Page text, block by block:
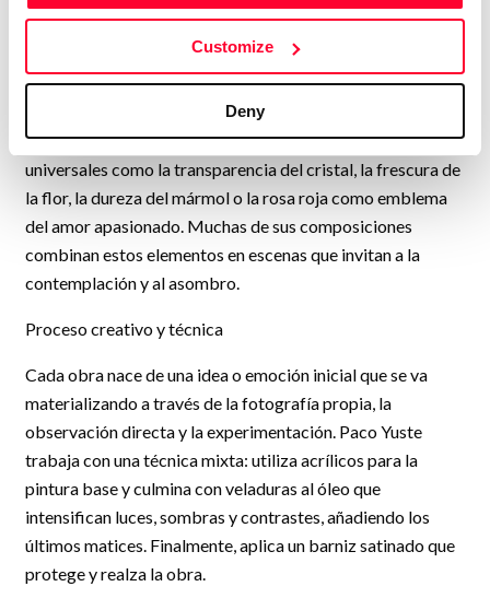
Customize
Deny
gratitud y reverencia hacia el Creador, impulsándolo a
transformar esas emociones en arte.
Busca que sus obras no solo sean bellas, sino también
emocionales y seductoras, capaces de transmitir
sensaciones profundas. Para ello utiliza símbolos
universales como la transparencia del cristal, la frescura de
la flor, la dureza del mármol o la rosa roja como emblema
del amor apasionado. Muchas de sus composiciones
combinan estos elementos en escenas que invitan a la
contemplación y al asombro.
Proceso creativo y técnica
Cada obra nace de una idea o emoción inicial que se va
materializando a través de la fotografía propia, la
observación directa y la experimentación. Paco Yuste
trabaja con una técnica mixta: utiliza acrílicos para la
pintura base y culmina con veladuras al óleo que
intensifican luces, sombras y contrastes, añadiendo los
últimos matices. Finalmente, aplica un barniz satinado que
protege y realza la obra.